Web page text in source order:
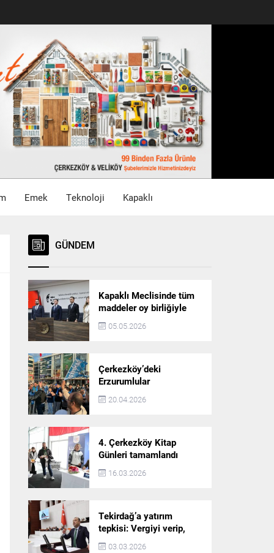
Emek Teknoloji Kapaklı
GÜNDEM
Kapaklı Meclisinde tüm
maddeler oy birliğiyle
karara bağlandı
05.05.2026
Çerkezköy’deki
Erzurumlular
şampiyonluğu kutladı
20.04.2026
4. Çerkezköy Kitap
Günleri tamamlandı
16.03.2026
Tekirdağ’a yatırım
tepkisi: Vergiyi verip,
hizmet almayan bir iliz
03.03.2026